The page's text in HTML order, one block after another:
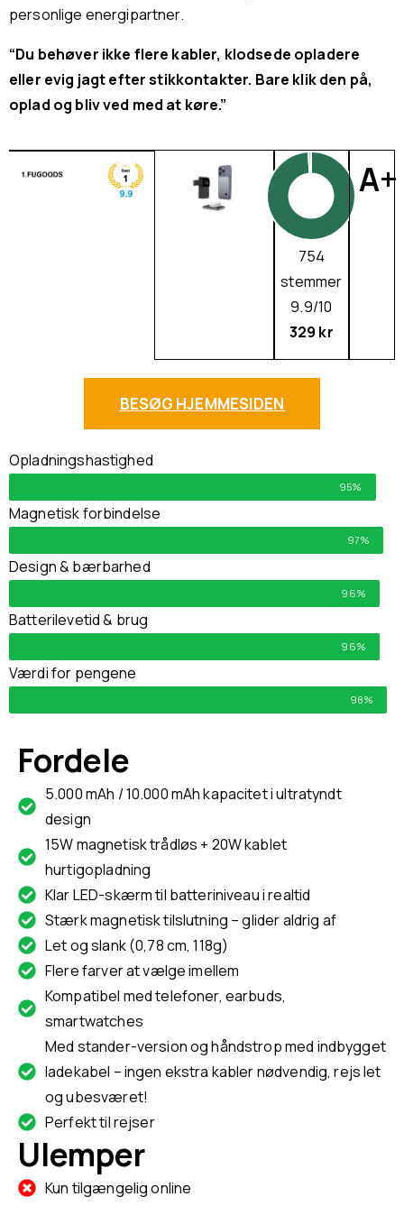
personlige energipartner.
“Du behøver ikke flere kabler, klodsede opladere
eller evig jagt efter stikkontakter. Bare klik den på,
oplad og bliv ved med at køre.”
754
stemmer
9.9/10
329 kr
A+
BESØG HJEMMESIDEN
Opladningshastighed
95%
Magnetisk forbindelse
97%
Design & bærbarhed
96%
Batterilevetid & brug
96%
Værdi for pengene
98%
Fordele
5.000 mAh / 10.000 mAh kapacitet i ultratyndt
design
15W magnetisk trådløs + 20W kablet
hurtigopladning
Klar LED-skærm til batteriniveau i realtid
Stærk magnetisk tilslutning – glider aldrig af
Let og slank (0,78 cm, 118g)
Flere farver at vælge imellem
Kompatibel med telefoner, earbuds,
smartwatches
Med stander-version og håndstrop med indbygget
ladekabel – ingen ekstra kabler nødvendig, rejs let
og ubesværet!
Perfekt til rejser
Ulemper
Kun tilgængelig online